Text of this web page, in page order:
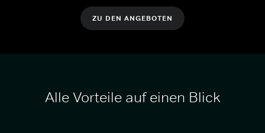
ZU DEN ANGEBOTEN
Alle Vorteile auf einen Blick